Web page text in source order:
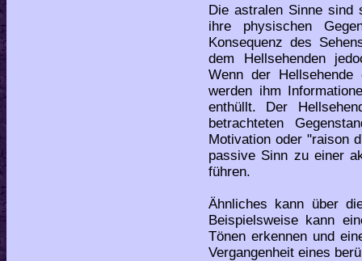
Die astralen Sinne sind
ihre physischen
Konsequenz des
dem Hellsehenden
Wenn der
werden ihm
enthüllt. Der
betrachteten
Motivation oder "raison
passive Sinn zu einer
führen.
Ähnliches kann über
Beispielsweise kann
Tönen erkennen und
Vergangenheit eines